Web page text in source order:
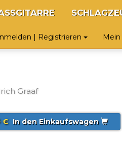
| Registrieren
Graaf
€ In den Einkaufswagen